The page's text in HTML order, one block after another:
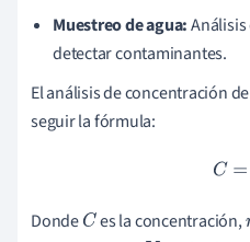
Muestreo de agua:Análisis
detectar contaminantes.
El análisis de concentración
seguir la fórmula:
C=
DondeC es la concentración,